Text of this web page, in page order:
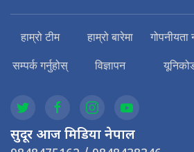
हाम्रो टीम हाम्रो बारेमा गोपनीयता
सम्पर्क गर्नुहोस् विज्ञापन
सुदूर आज मिडिया नेपाल